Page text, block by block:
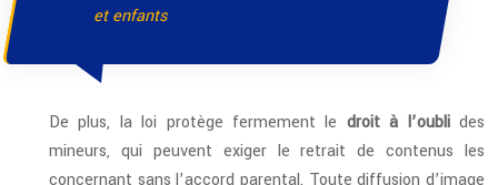
et enfants
De plus, la loi protège fermement le droit à l’oublides
mineurs, qui peuvent exiger le retrait de contenus les
concernant sans l’accord parental. Toute diffusion d’image